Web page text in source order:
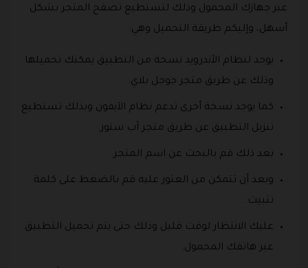
عبر جهازك المحمول وذلك لتستطيع تصفح المتجر بشكل
أسهل، وإليكم طريقة التحميل وهي:
يوجد لنظام الأندرويد نسخة من التطبيق يمكنك تحميلها
وذلك عن طريق متجر جوجل بلاي.
كما يوجد نسخة أخرى تدعم نظام الآيفون وبذلك تستطيع
تنزيل التطبيق عن طريق متجر آب ستور.
بعد ذلك قم بالبحث عن اسم المتجر.
وبعد أن تتمكن من العثور عليه قم بالضغط على كلمة
تثبيت.
عليك الانتظار لوقت قليل وذلك حتى يتم تحميل التطبيق
عبر هاتفك المحمول.